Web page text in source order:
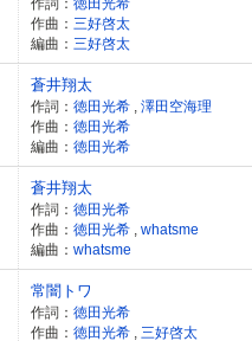
作曲： 三好啓太
編曲： 三好啓太
蒼井翔太
作詞： 徳田光希
澤田空海理
作曲： 徳田光希
編曲： 徳田光希
蒼井翔太
作詞： 徳田光希
作曲： 徳田光希
whatsme
編曲： whatsme
常闇トワ
作詞： 徳田光希
作曲： 徳田光希
三好啓太